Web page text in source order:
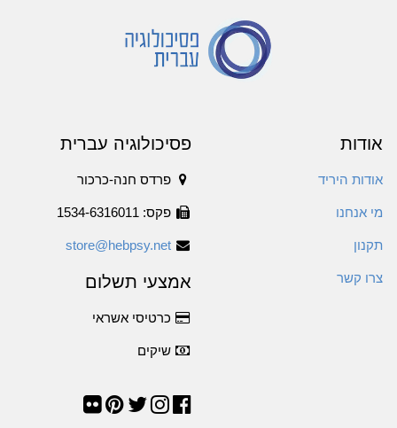
אודות
אודות היריד
מי אנחנו
תקנון
צרו קשר
פסיכולוגיה עברית
פרדס חנה-כרכור
פקס: 1534-6316011
store@hebpsy.net
אמצעי תשלום
כרטיסי אשראי
שיקים